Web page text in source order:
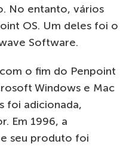
No entanto, vários
OS. Um deles foi o
Software.
o fim do Penpoint
Windows e Mac
foi adicionada,
Em 1996, a
seu produto foi